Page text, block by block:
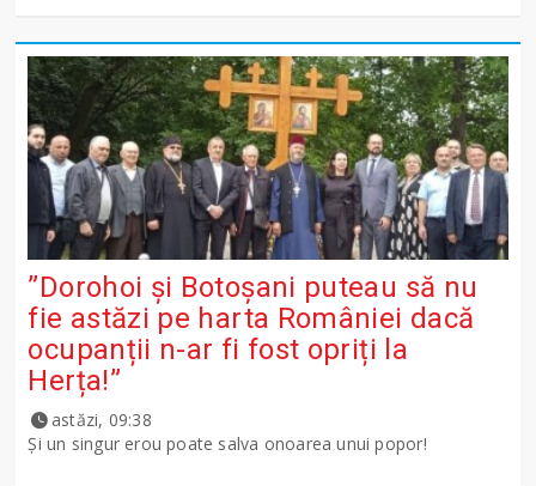
”Dorohoi și Botoșani puteau să nu
fie astăzi pe harta României dacă
ocupanții n-ar fi fost opriți la
Herța!”
astăzi, 09:38
Și un singur erou poate salva onoarea unui popor!